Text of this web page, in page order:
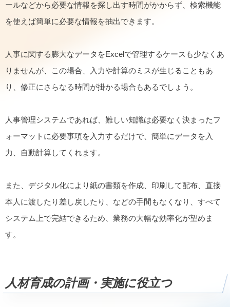
ールなどから必要な情報を探し出す時間がかからず、検索機能
を使えば簡単に必要な情報を抽出できます。
人事に関する膨大なデータをExcelで管理するケースも少なくあ
りませんが、この場合、入力や計算のミスが生じることもあ
り、修正にさらなる時間が掛かる場合もあるでしょう。
人事管理システムであれば、難しい知識は必要なく決まったフ
ォーマットに必要事項を入力するだけで、簡単にデータを入
力、自動計算してくれます。
また、デジタル化により紙の書類を作成、印刷して配布、直接
本人に渡したり差し戻したり、などの手間もなくなり、すべて
システム上で完結できるため、業務の大幅な効率化が望めま
す。
人材育成の計画・実施に役立つ